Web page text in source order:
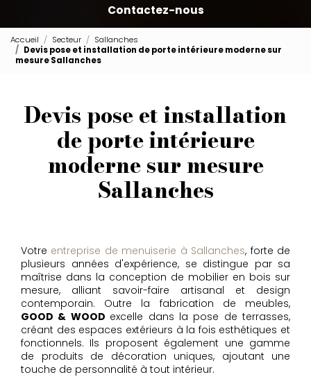
Contactez-nous
Accueil Secteur
Sallanches
Devis pose et installation de porte intérieure moderne sur
mesure Sallanches
Devis pose et installation
de porte intérieure
moderne sur mesure
Sallanches
Votre entreprise de menuiserie à Sallanches, forte de
plusieurs années d'expérience, se distingue par sa
maîtrise dans la conception de mobilier en bois sur
mesure, alliant savoir-faire artisanal et design
contemporain. Outre la fabrication de meubles,
GOOD & WOOD excelle dans la pose de terrasses,
créant des espaces extérieurs à la fois esthétiques et
fonctionnels. Ils proposent également une gamme
de produits de décoration uniques, ajoutant une
touche de personnalité à tout intérieur.